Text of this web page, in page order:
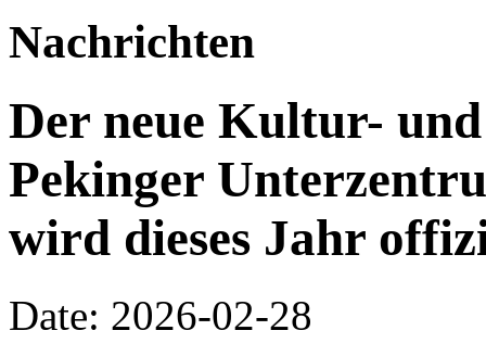
Nachrichten
Der neue Kultur-
Pekinger
wird dieses Jahr
Date: 2026-02-28